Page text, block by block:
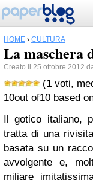
HOME › CULTURA
La maschera
Creato il 25 ottobre 2012
(1 voti,
10out of10 based
Il gotico italiano,
tratta di una
basata su un
avvolgente e,
miliare